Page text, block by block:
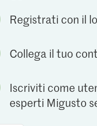
Registrati con il
Collega il tuo
Iscriviti come
esperti Migusto